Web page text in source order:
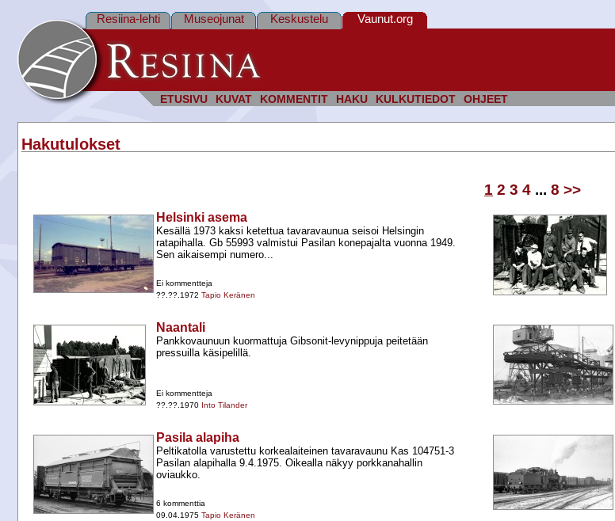
ETUSIVU KUVAT KOMMENTIT HAKU KULKUTIEDOT OHJEET
Resiina-lehti Museojunat Keskustelu Vaunut.org
Hakutulokset
1 2 3 4 ... 8 >>
Helsinki asema
Kesällä 1973 kaksi ketettua tavaravaunua seisoi Helsingin
ratapihalla. Gb 55993 valmistui Pasilan konepajalta vuonna 1949.
Sen aikaisempi numero...
Ei kommentteja
??.??.1972 Tapio Keränen
Naantali
Pankkovaunuun kuormattuja Gibsonit-​levynippuja peitetään
pressuilla käsipelillä.
Ei kommentteja
??.??.1970 Into Tilander
Pasila alapiha
Peltikatolla varustettu korkealaiteinen tavaravaunu Kas 104751-​3
Pasilan alapihalla 9.4.1975. Oikealla näkyy porkkanahallin
oviaukko.
6 kommenttia
09.04.1975 Tapio Keränen